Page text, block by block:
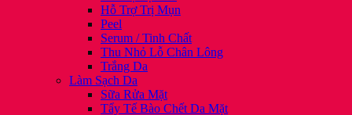
Hỗ Trợ Trị Mụn
Peel
Serum / Tinh Chất
Thu Nhỏ Lỗ Chân Lông
Trắng Da
Làm Sạch Da
Sữa Rửa Mặt
Tẩy Tế Bào Chết Da Mặt